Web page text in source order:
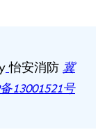
怡安消防 冀
13001521号